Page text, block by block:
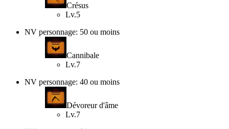
Crésus
Lv.5
NV personnage: 50 ou moins
Cannibale
Lv.7
NV personnage: 40 ou moins
Dévoreur d'âme
Lv.7